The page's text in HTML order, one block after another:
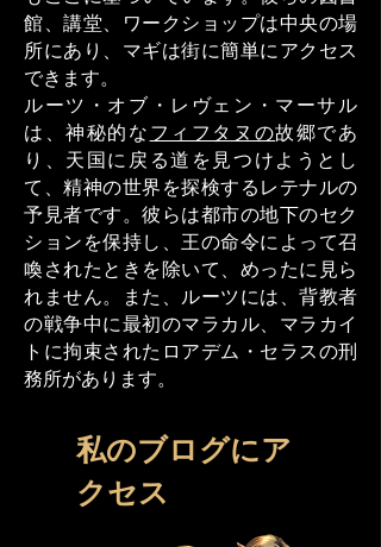
館、講堂、ワークショップは中央の場
所にあり、マギは街に簡単にアクセス
できます。
ルーツ・オブ・レヴェン・マーサル
は、神秘的なフィフタヌの故郷であ
り、天国に戻る道を見つけようとし
て、精神の世界を探検するレテナルの
予見者です。彼らは都市の地下のセク
ションを保持し、王の命令によって召
喚されたときを除いて、めったに見ら
れません。また、ルーツには、背教者
の戦争中に最初のマラカル、マラカイ
トに拘束されたロアデム・セラスの刑
務所があります。
私のブログにア
クセス